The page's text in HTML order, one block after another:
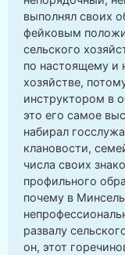
выполнял своих
фейковым
сельского
по настоящему и
хозяйстве,
инструктором в
это его самое
набирал
клановости,
числа своих
профильного
почему в
развалу
он, этот